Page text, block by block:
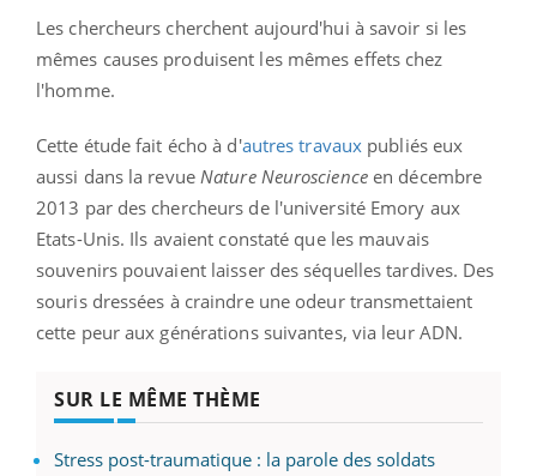
Les chercheurs cherchent aujourd'hui à savoir si les
mêmes causes produisent les mêmes effets chez
l'homme.
Cette étude fait écho à d'autres travaux publiés eux
aussi dans la revue Nature Neuroscienceen décembre
2013 par des chercheurs de l'universitéEmory aux
Etats-Unis. Ils avaient constaté que les mauvais
souvenirs pouvaient laisser des séquelles tardives. Des
souris dressées à craindre une odeur transmettaient
cette peur aux générations suivantes, via leur ADN.
SUR LE MÊME THÈME
Stress post-traumatique : la parole des soldats